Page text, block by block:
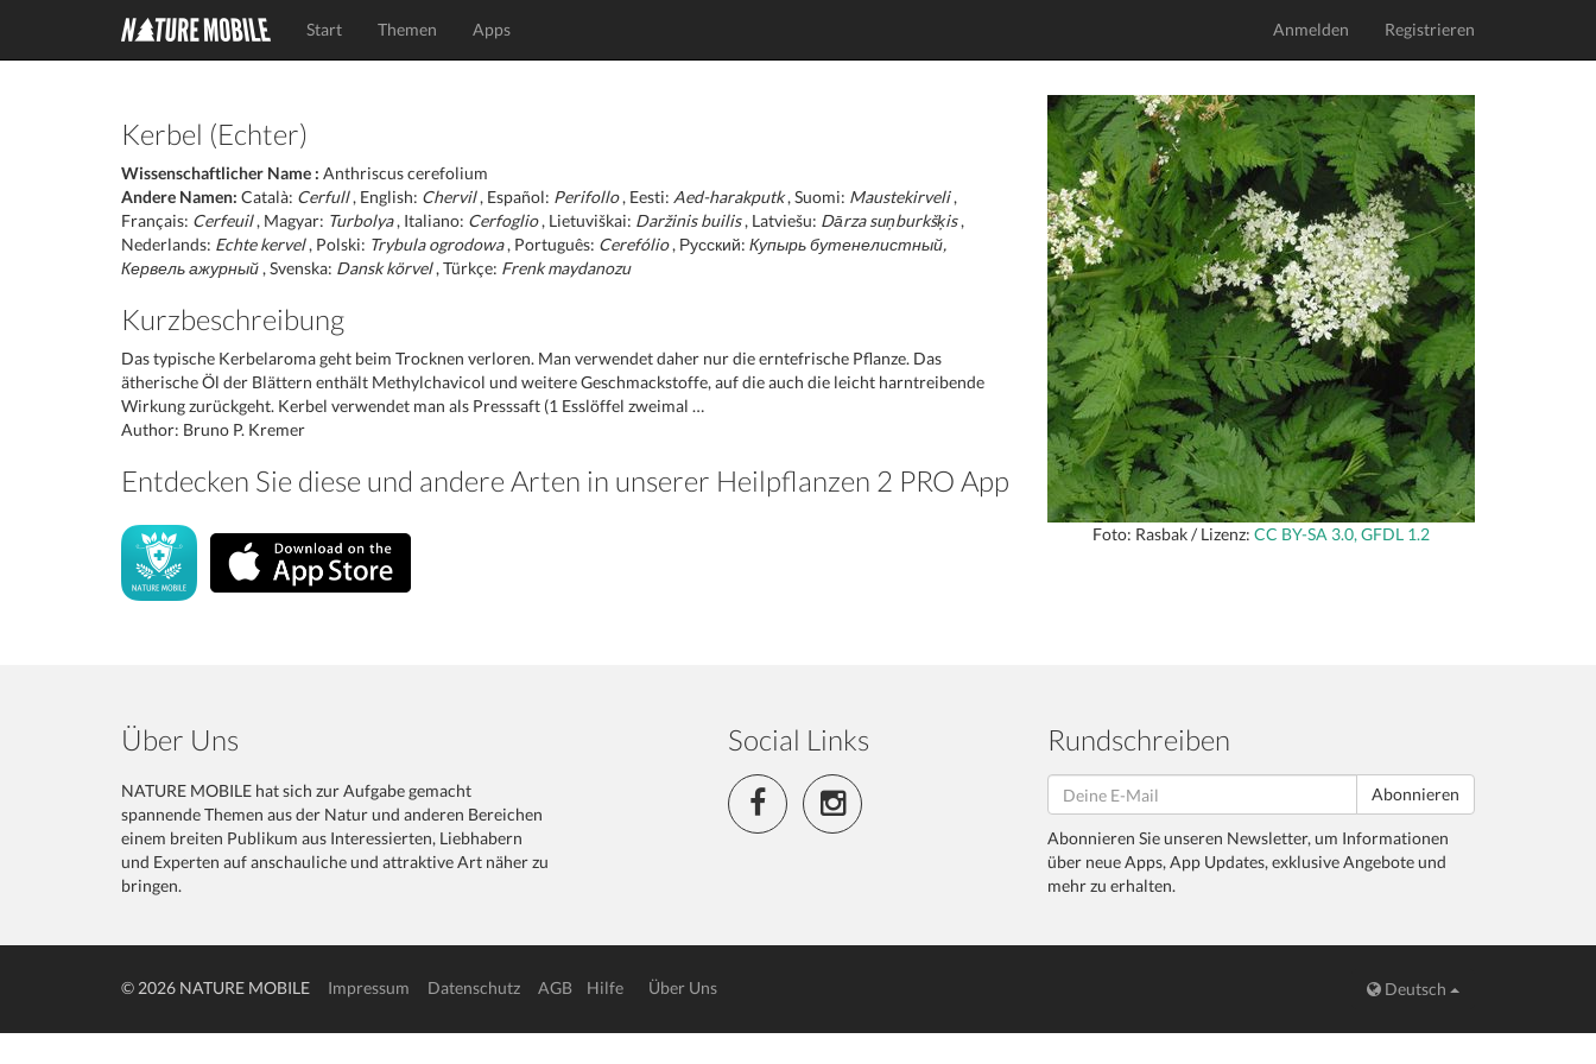
Start Themen Apps Anmelden Registrieren
Kerbel (Echter)
Wissenschaftlicher Name : Anthriscus cerefolium
Andere Namen: Català: Cerfull, English: Chervil, Español: Perifollo, Eesti: Aed-harakputk, Suomi: Maustekirveli,
Français: Cerfeuil, Magyar: Turbolya, Italiano: Cerfoglio, Lietuviškai: Daržinis builis, Latviešu: Dārza suņburkšķis,
Nederlands: Echte kervel, Polski: Trybula ogrodowa, Português: Cerefólio, Русский: Купырь бутенелистный,
Кервель ажурный , Svenska: Dansk körvel, Türkçe: Frenk maydanozu
Kurzbeschreibung
Das typische Kerbelaroma geht beim Trocknen verloren. Man verwendet daher nur die erntefrische Pflanze. Das
ätherische Öl der Blättern enthält Methylchavicol und weitere Geschmackstoffe, auf die auch die leicht harntreibende
Wirkung zurückgeht. Kerbel verwendet man als Presssaft (1 Esslöffel zweimal …
Author: Bruno P. Kremer
Entdecken Sie diese und andere Arten in unserer Heilpflanzen 2 PRO App
Foto: Rasbak / Lizenz: CC BY-SA 3.0, GFDL 1.2
Über Uns
NATURE MOBILE hat sich zur Aufgabe gemacht
spannende Themen aus der Natur und anderen Bereichen
einem breiten Publikum aus Interessierten, Liebhabern
und Experten auf anschauliche und attraktive Art näher zu
bringen.
Social Links Rundschreiben
Abonnieren
Abonnieren Sie unseren Newsletter, um Informationen
über neue Apps, App Updates, exklusive Angebote und
mehr zu erhalten.
© 2026 NATURE MOBILE Impressum Datenschutz AGB Hilfe Über Uns Deutsch